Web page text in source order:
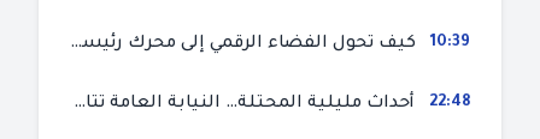
10:39 كيف تحول الفضاء الرقمي إلى محرك رئيسي لأحداث الهجرة في سبتة؟
22:48 أحداث مليلية المحتلة… النيابة العامة تتابع 50 متورطا في محاولة اقتحام السياح الحدودي بتهم ثقيلة